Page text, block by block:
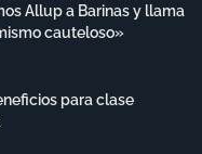
Allup a Barinas y llama
cauteloso»
para clase